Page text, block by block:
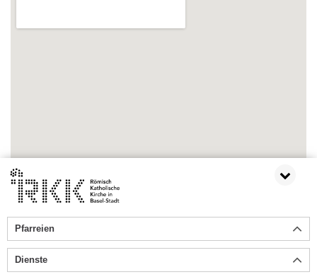
ZURÜCK
Pfarreien
Dienste